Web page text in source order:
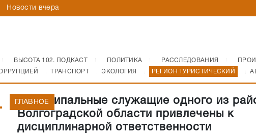
Новости вчера
ВЫСОТА 102. ПОДКАСТ ПОЛИТИКА РАССЛЕДОВАНИЯ
ТРАНСПОРТ ЭКОЛОГИЯ РЕГИОН ТУРИСТИЧЕСКИЙ
Муниципальные служащие одного из
Волгоградской области привлечены к
дисциплинарной ответственности
ГЛАВНОЕ